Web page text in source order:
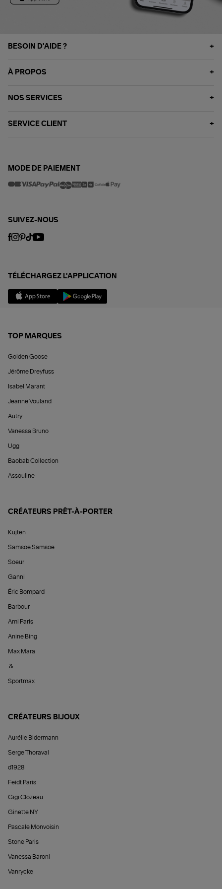
BESOIN D'AIDE ?
À PROPOS
NOS SERVICES
SERVICE CLIENT
MODE DE PAIEMENT
SUIVEZ-NOUS
TÉLÉCHARGEZ L'APPLICATION
TOP MARQUES
Golden Goose
Jérôme Dreyfuss
Isabel Marant
Jeanne Vouland
Autry
Vanessa Bruno
Ugg
Baobab Collection
Assouline
CRÉATEURS PRÊT-À-PORTER
Kujten
Samsoe Samsoe
Soeur
Ganni
Éric Bompard
Barbour
Ami Paris
Anine Bing
Max Mara
&
Sportmax
CRÉATEURS BIJOUX
Aurélie Bidermann
Serge Thoraval
d1928
Feidt Paris
Gigi Clozeau
Ginette NY
Pascale Monvoisin
Stone Paris
Vanessa Baroni
Vanrycke